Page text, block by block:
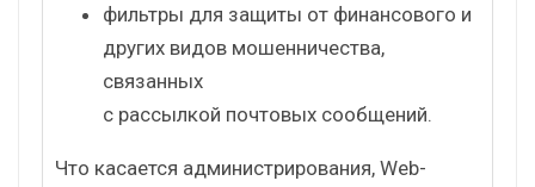
фильтры для защиты от финансового и
других видов мошенничества,
связанных
с рассылкой почтовых сообщений.
Что касается администрирования, Web-